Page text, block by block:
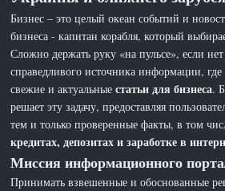
Бизнес – это целый океан событий и
бизнеса - капитан корабля, который
Сложно держать руку «на пульсе», если
справедливого источника информации,
свежие и актуальныестатьи для бизнеса.
решает эту задачу, предоставляя
тем и только проверенные факты, в том
кредитах, депозитах и заработке в
Миссия информационного
Принимать взвешенные и обоснованные